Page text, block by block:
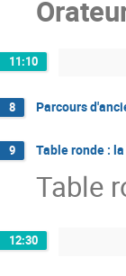
11:10
8 Parcours
9 Table ronde :
Table
12:30